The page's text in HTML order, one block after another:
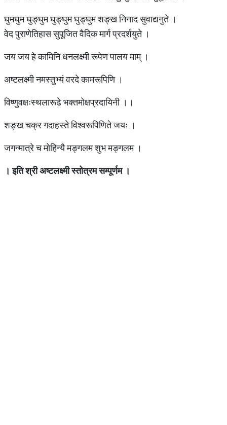
घुमघुम घुङ्घुम घुङ्घुम घुङ्घुम शङ्ख निनाद सुवाद्यनुते ।
वेद पुराणेतिहास सुपूजित वैदिक मार्ग प्रदर्शयुते ।
जय जय हे कामिनि धनलक्ष्मी रूपेण पालय माम् ।
अष्टलक्ष्मी नमस्तुभ्यं वरदे कामरूपिणि ।
विष्णुवक्षःस्थलारूढे भक्तमोक्षप्रदायिनी ।।
शङ्ख चक्र गदाहस्ते विश्वरूपिणिते जयः ।
जगन्मात्रे च मोहिन्यै मङ्गलम शुभ मङ्गलम ।
। इति श्री अष्टलक्ष्मी स्तोत्रम सम्पूर्णम ।